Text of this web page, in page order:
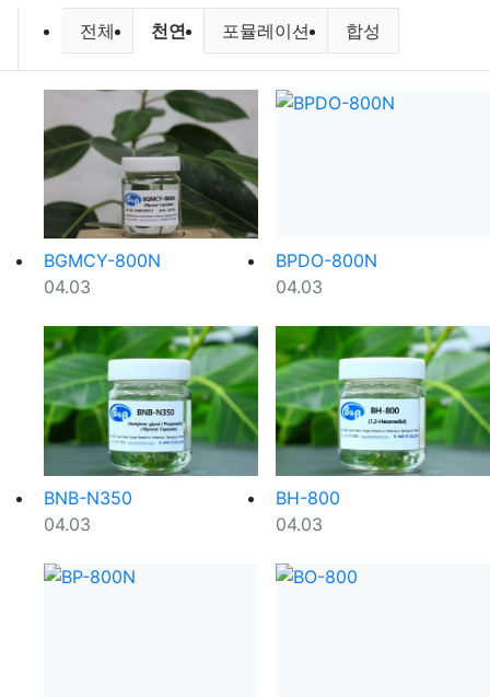
PRODUCT 분류 목록
전체 현재 분류
천연 포뮬레이션 합성
BGMCY-800N
등록일
04.03
BPDO-800N
등록일
04.03
BNB-N350
등록일
04.03
BH-800
등록일
04.03